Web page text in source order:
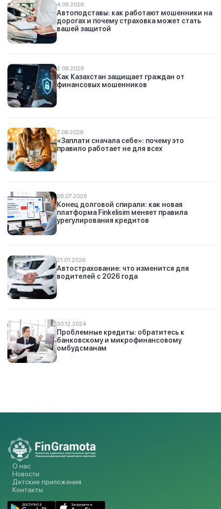
4.08.2026
Автоподставы: как работают мошенники на
дорогах и почему страховка может стать
вашей защитой
2.08.2026
Как Казахстан защищает граждан от
финансовых мошенников
7.08.2026
«Заплати сначала себе»: почему это
правило работает не для всех
26.07.2026
Конец долговой спирали: как новая
платформа Finkelisim меняет правила
урегулирования кредитов
21.01.2026
Автострахование: что изменится для
водителей с 2026 года
30.12.2024
Проблемные кредиты: обратитесь к
банковскому и микрофинансовому
омбудсманам
О нас
Новости
Детские приложения
Контакты